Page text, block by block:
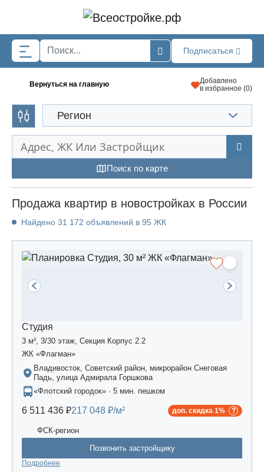
Подписаться
Вернуться на главную
Добавлено
в избранное (0)
Регион
Поиск по карте
Продажа квартир в новостройках в России
Найдено 31 172 объявлений в 95 ЖК
Студия
3 м², 3/30 этаж, Секция Корпус 2.2
ЖК «Флагман»
Владивосток, Советский район, микрорайон Снеговая
Падь, улица Адмирала Горшкова
«Флотский городок» · 5 мин. пешком
6 511 436 ₽217 048 ₽/м² доп. скидка 1%
ФСК-регион
Позвонить застройщику
Подробнее